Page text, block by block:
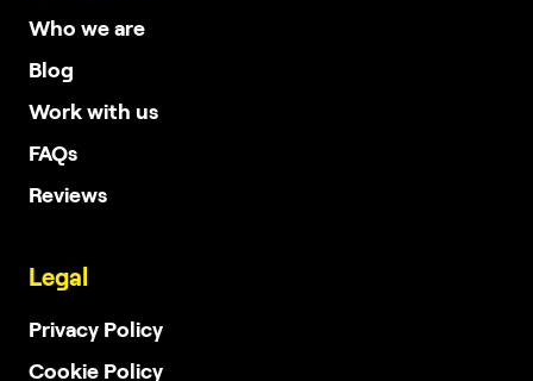
Who we are
Blog
Work with us
FAQs
Reviews
Legal
Privacy Policy
Cookie Policy